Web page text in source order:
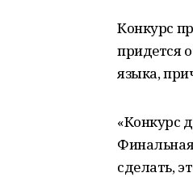
Конкурс
придется
языка,
«Конкурс
сделать,